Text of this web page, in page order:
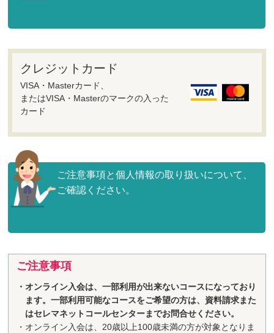
クレジットカード
VISA・Masterカード、
またはVISA・Masterのマークの入った
カード
ご注意事項と個人情報の取り扱いについて、
ご確認ください。
ご注意事項
オンライン入会は、一部利用が出来ないコースになっており
ます。一部利用可能なコースをご希望の方は、資料請求また
はセレマネットコールセンターまでお問合せください。
オンライン入会は、20歳以上100歳未満の方が対象となりま